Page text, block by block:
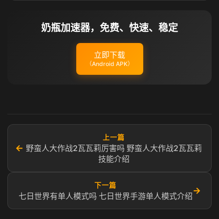
奶瓶加速器，免费、快速、稳定
立即下载
（Android APK）
←
上一篇
野蛮人大作战2瓦瓦莉厉害吗 野蛮人大作战2瓦瓦莉
技能介绍
下一篇
七日世界有单人模式吗 七日世界手游单人模式介绍
→